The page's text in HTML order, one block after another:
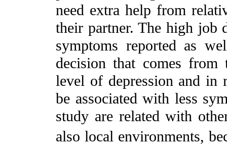
need extra help from
their partner. The high job
symptoms reported as
decision that comes from
level of depression and in
be associated with less
study are related with
also local environments,